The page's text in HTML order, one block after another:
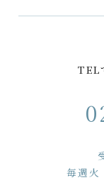
TEL
毎週火